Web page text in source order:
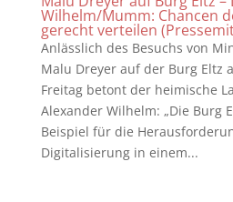
Wilhelm/Mumm: Chancen
gerecht verteilen
Anlässlich des Besuchs von
Malu Dreyer auf der Burg Eltz
Freitag betont der heimische
Alexander Wilhelm: „Die Burg
Beispiel für die
Digitalisierung in einem...